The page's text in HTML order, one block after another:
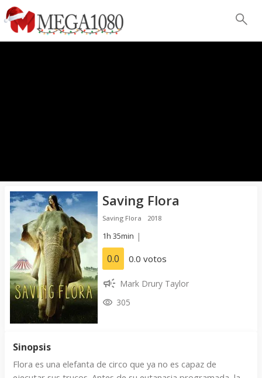
Saving Flora
Saving Flora 2018
1h 35min |
0.0 0.0 votos
Mark Drury Taylor
305
Sinopsis
Flora es una elefanta de circo que ya no es capaz de